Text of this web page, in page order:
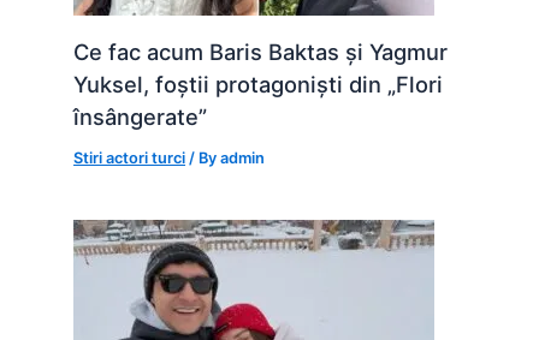
Ce fac acum Baris Baktas și Yagmur
Yuksel, foștii protagoniști din „Flori
însângerate”
Stiri actori turci / Byadmin